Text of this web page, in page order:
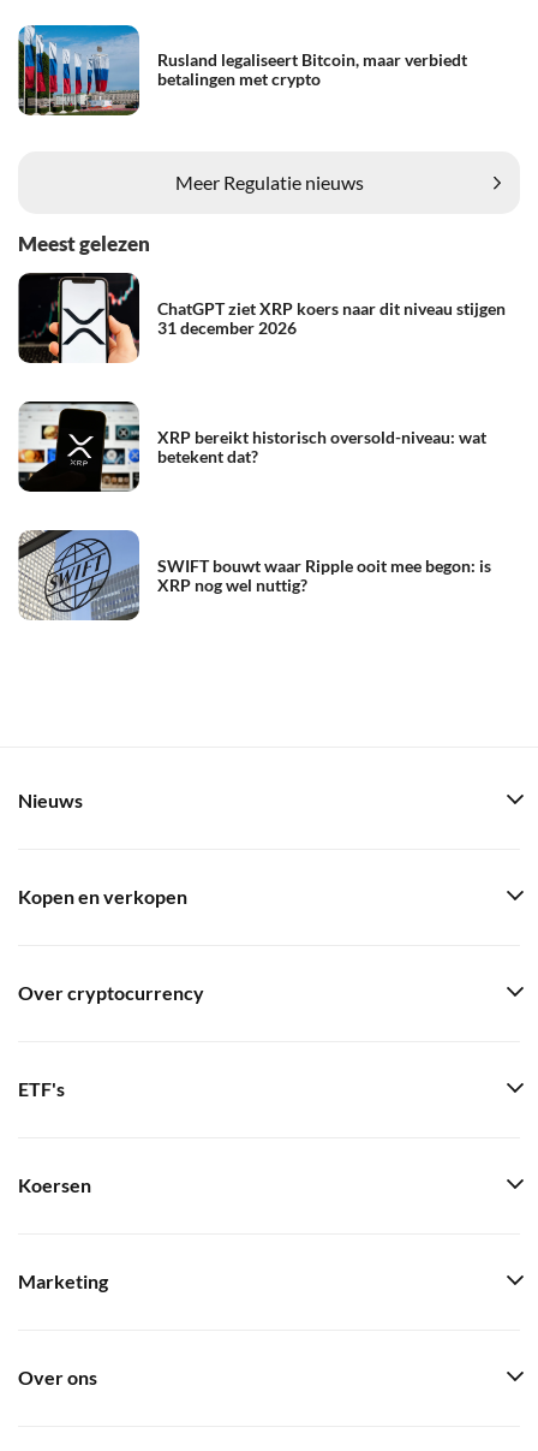
Rusland legaliseert Bitcoin, maar verbiedt
betalingen met crypto
Meer Regulatie nieuws
Meest gelezen
ChatGPT ziet XRP koers naar dit niveau stijgen
31 december 2026
XRP bereikt historisch oversold-niveau: wat
betekent dat?
SWIFT bouwt waar Ripple ooit mee begon: is
XRP nog wel nuttig?
Nieuws
Kopen en verkopen
Over cryptocurrency
ETF's
Koersen
Marketing
Over ons